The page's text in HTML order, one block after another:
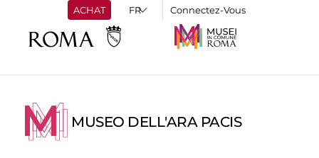
ACHAT Connectez-Vous
MUSEO DELL'ARA PACIS